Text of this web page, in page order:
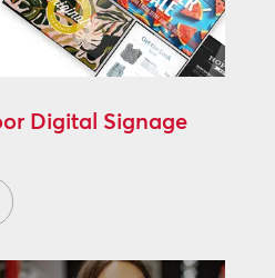
Digital Signage